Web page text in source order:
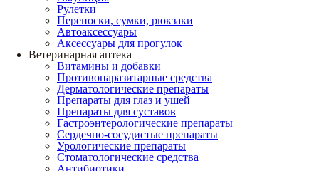
Рулетки
Переноски, сумки, рюкзаки
Автоаксессуары
Аксессуары для прогулок
Ветеринарная аптека
Витамины и добавки
Противопаразитарные средства
Дерматологические препараты
Препараты для глаз и ушей
Препараты для суставов
Гастроэнтерологические препараты
Сердечно-сосудистые препараты
Урологические препараты
Стоматологические средства
Антибиотики